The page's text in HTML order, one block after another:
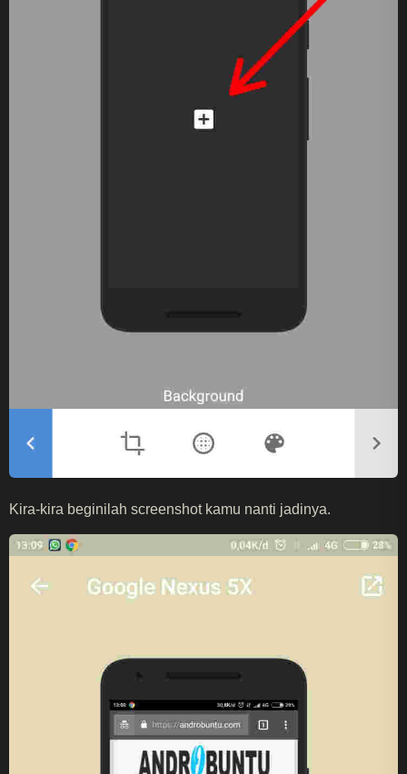
Kira-kira beginilah screenshot kamu nanti jadinya.